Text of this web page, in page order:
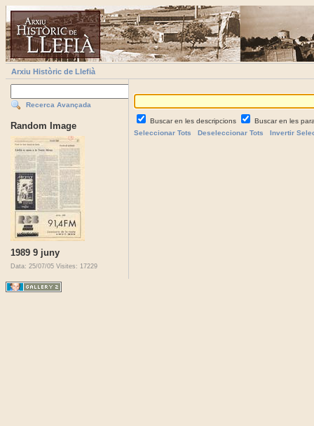
Arxiu Històric de Llefià
Recerca Avançada
Random Image
1989 9 juny
Data: 25/07/05 Visites: 17229
Buscar en les descripcions
Buscar en les
Seleccionar Tots
Deseleccionar Tots Invertir